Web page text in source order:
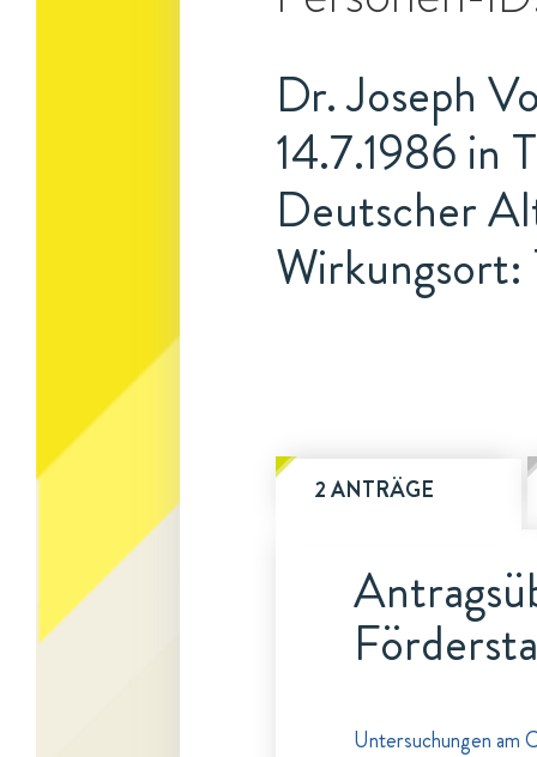
Dr. Joseph
14.7.1986 in
Deutscher
Wirkungsort:
2 ANTRÄGE
Untersuchungen am